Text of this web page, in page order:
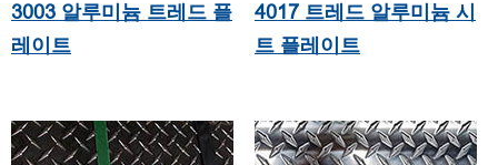
3003 알루미늄 트레드 플
레이트
4017 트레드 알루미늄 시
트 플레이트